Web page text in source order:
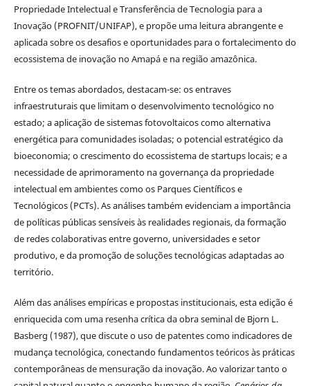
Propriedade Intelectual e Transferência de Tecnologia para a
Inovação (PROFNIT/UNIFAP), e propõe uma leitura abrangente e
aplicada sobre os desafios e oportunidades para o fortalecimento do
ecossistema de inovação no Amapá e na região amazônica.
Entre os temas abordados, destacam-se: os entraves
infraestruturais que limitam o desenvolvimento tecnológico no
estado; a aplicação de sistemas fotovoltaicos como alternativa
energética para comunidades isoladas; o potencial estratégico da
bioeconomia; o crescimento do ecossistema de startups locais; e a
necessidade de aprimoramento na governança da propriedade
intelectual em ambientes como os Parques Científicos e
Tecnológicos (PCTs). As análises também evidenciam a importância
de políticas públicas sensíveis às realidades regionais, da formação
de redes colaborativas entre governo, universidades e setor
produtivo, e da promoção de soluções tecnológicas adaptadas ao
território.
Além das análises empíricas e propostas institucionais, esta edição é
enriquecida com uma resenha crítica da obra seminal de Bjorn L.
Basberg (1987), que discute o uso de patentes como indicadores de
mudança tecnológica, conectando fundamentos teóricos às práticas
contemporâneas de mensuração da inovação. Ao valorizar tanto o